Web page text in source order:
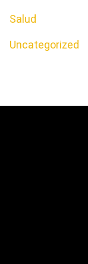
Salud
Uncategorized